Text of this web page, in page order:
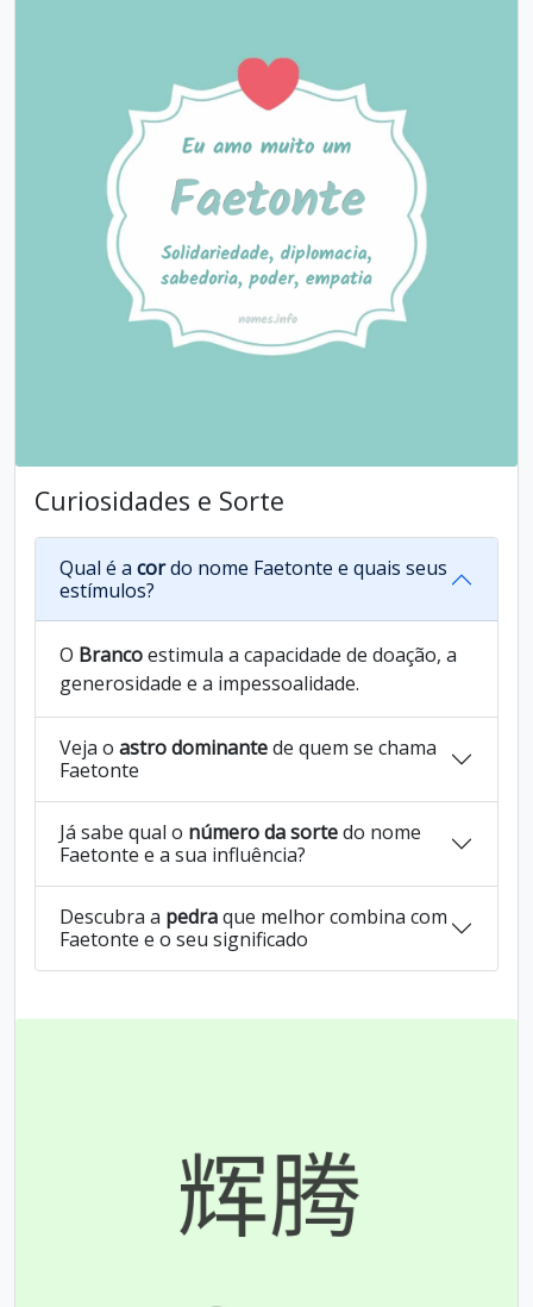
Curiosidades e Sorte
Qual é a cordo nome Faetonte e quais seus
estímulos?
O Brancoestimula a capacidade de doação, a
generosidade e a impessoalidade.
Veja o astro dominantede quem se chama
Faetonte
Já sabe qual o número da sortedo nome
Faetonte e a sua influência?
Descubra a pedraque melhor combina com
Faetonte e o seu significado